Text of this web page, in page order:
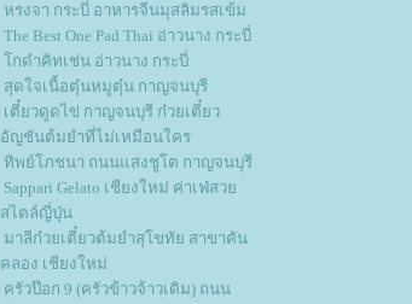
หรงจา กระบี่ อาหารจีนมุสลิมรสเข้ม
The Best One Pad Thai อ่าวนาง กระบี่
กดำคิทเช่น อ่าวนาง กระบี่
สุดใจเนื้อตุ๋นหมูตุ๋น กาญจนบุรี
เตี๋ยวดูดไข่ กาญจนบุรี ก๋วยเตี๋ยว
อัญชันต้มยำที่ไม่เหมือนใคร
ทิพย์โภชนา ถนนแสงชูโต กาญจนบุรี
Sappari Gelato เชียงใหม่ ค่าเฟ่สว
สไตล์ญี่ปุ่น
มาลีก๋วยเตี๋ยวต้มยำสุโขทัย สาขาคัน
คลอง เชียงใหม่
ครัวป๊อก 9 (ครัวข้าวจ้าวเดิม) ถนน